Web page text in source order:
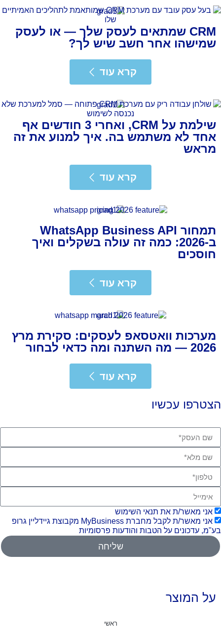
CRM שמתאים לעסק שלך — או לעסק
שמישהו אחר חשב שיש לך?
קרא עוד
שילמת על CRM, ואחרי 3 חודשים אף
אחד לא משתמש בה. איך למנוע את זה
מראש
קרא עוד
תמחור WhatsApp Business API
ב-2026: כמה זה עולה בשקלים ואיך
חוסכים
קרא עוד
מערכות וואטסאפ לעסקים: סקירת מרץ
2026 — מה השתנה ומה כדאי לבחור
קרא עוד
עכשיו
אני מאשר/ת את תנאי השימוש
אני מאשר/ת לקבל מחברת MyBusiness מקבוצת גיידליין גרופ
עדכונים על הטבות והודעות פרסומיות
שליחה
על המוצר
ראשי